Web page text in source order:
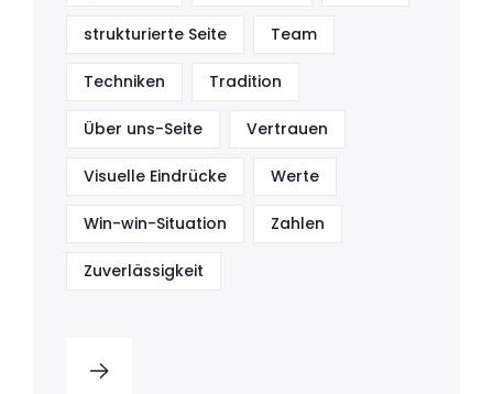
strukturierte Seite Team
Techniken Tradition
Über uns-Seite Vertrauen
Visuelle Eindrücke Werte
Win-win-Situation Zahlen
Zuverlässigkeit